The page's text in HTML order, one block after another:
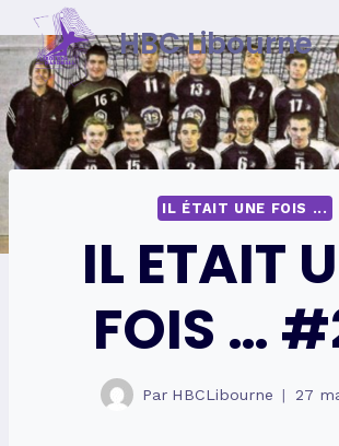
Skip
to
content
HBC Libourne
IL ÉTAIT UNE FOIS ...
IL ETAIT
FOIS …
Par HBCLibourne 27